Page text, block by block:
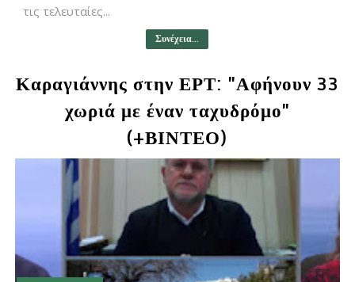
τις τελευταίες...
Συνέχεια...
Καραγιάννης στην ΕΡΤ: "Αφήνουν 33
χωριά με έναν ταχυδρόμο"
(+ΒΙΝΤΕΟ)